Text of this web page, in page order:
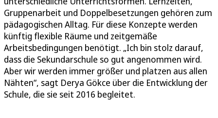
Gruppenarbeit und Doppelbesetzungen gehören zum
pädagogischen Alltag. Für diese Konzepte werden
künftig flexible Räume und zeitgemäße
Arbeitsbedingungen benötigt. „Ich bin stolz darauf,
dass die Sekundarschule so gut angenommen wird.
Aber wir werden immer größer und platzen aus allen
Nähten“, sagt Derya Gökce über die Entwicklung der
Schule, die sie seit 2016 begleitet.